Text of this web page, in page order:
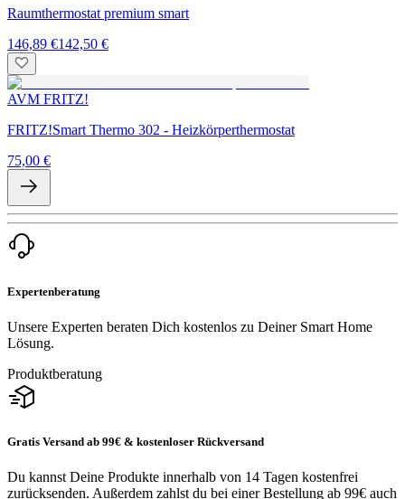
Raumthermostat premium smart
146,89 €142,50 €
AVM FRITZ!
FRITZ!Smart Thermo 302 - Heizkörperthermostat
75,00 €
Expertenberatung
Unsere Experten beraten Dich kostenlos zu Deiner Smart Home
Lösung.
Produktberatung
Gratis Versand ab 99€ & kostenloser Rückversand
Du kannst Deine Produkte innerhalb von 14 Tagen kostenfrei
zurücksenden. Außerdem zahlst du bei einer Bestellung ab 99€ auch